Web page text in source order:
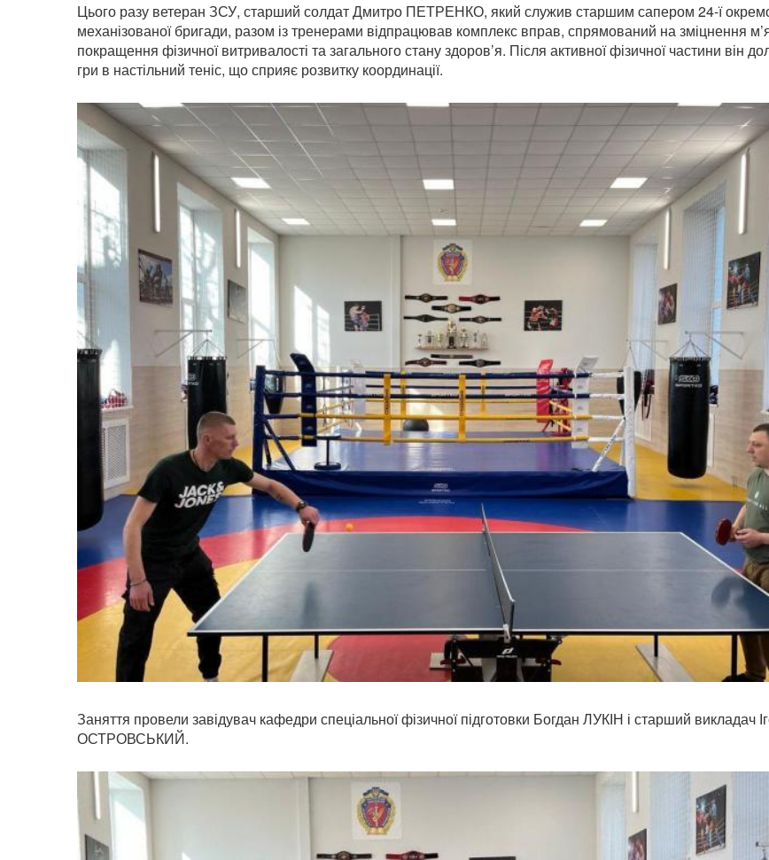
Цього разу ветеран ЗСУ, старший солдат Дмитро ПЕТРЕНКО, який служив старшим сапером 24-ї
механізованої бригади, разом із тренерами відпрацював комплекс вправ, спрямований на зміцнення
покращення фізичної витривалості та загального стану здоров’я. Після активної фізичної частини він
гри в настільний теніс, що сприяє розвитку координації.
Заняття провели завідувач кафедри спеціальної фізичної підготовки Богдан ЛУКІН і старший викладач
ОСТРОВСЬКИЙ.